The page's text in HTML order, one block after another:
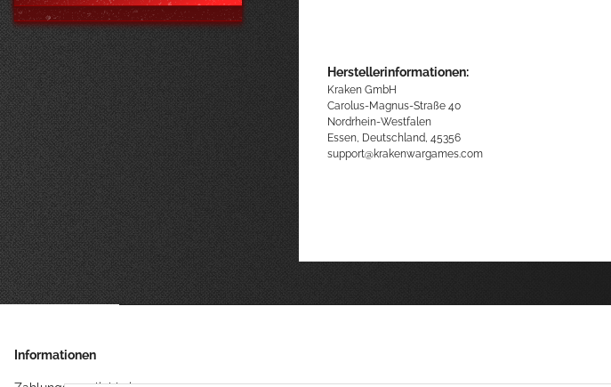
Herstellerinformationen:
Kraken GmbH
Carolus-Magnus-Straße 40
Nordrhein-Westfalen
Essen, Deutschland, 45356
support@krakenwargames.com
Informationen